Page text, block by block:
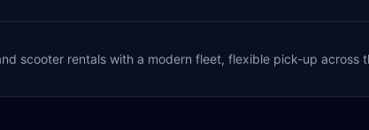
scooter rentals with a modern fleet, flexible pick-up